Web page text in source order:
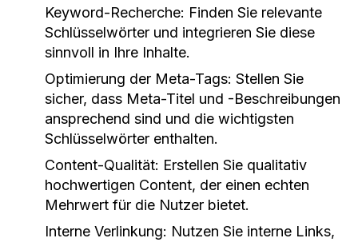
Keyword-Recherche: Finden Sie relevante
Schlüsselwörter und integrieren Sie diese
sinnvoll in Ihre Inhalte.
Optimierung der Meta-Tags: Stellen Sie
sicher, dass Meta-Titel und -Beschreibungen
ansprechend sind und die wichtigsten
Schlüsselwörter enthalten.
Content-Qualität: Erstellen Sie qualitativ
hochwertigen Content, der einen echten
Mehrwert für die Nutzer bietet.
Interne Verlinkung: Nutzen Sie interne Links,